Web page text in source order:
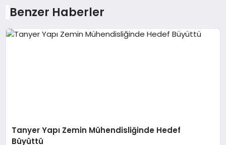
Benzer Haberler
Tanyer Yapı Zemin Mühendisliğinde Hedef
Büyüttü